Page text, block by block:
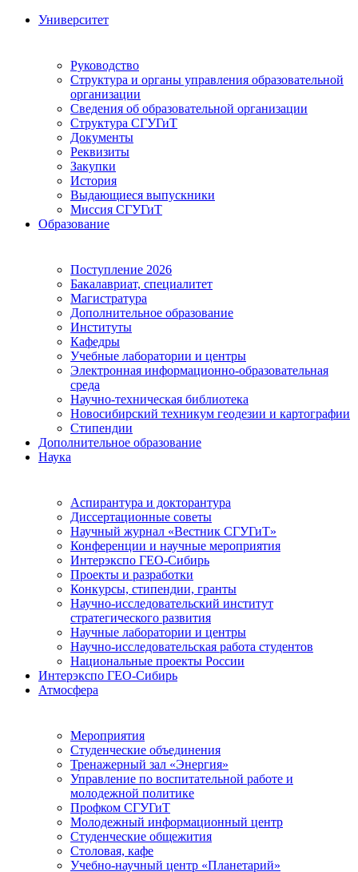
Университет
Руководство
Структура и органы управления образовательной
организации
Сведения об образовательной организации
Структура СГУГиТ
Документы
Реквизиты
Закупки
История
Выдающиеся выпускники
Миссия СГУГиТ
Образование
Поступление 2026
Бакалавриат, специалитет
Магистратура
Дополнительное образование
Институты
Кафедры
Учебные лаборатории и центры
Электронная информационно-образовательная
среда
Научно-техническая библиотека
Новосибирский техникум геодезии и картографии
Стипендии
Дополнительное образование
Наука
Аспирантура и докторантура
Диссертационные советы
Научный журнал «Вестник СГУГиТ»
Конференции и научные мероприятия
Интерэкспо ГЕО-Сибирь
Проекты и разработки
Конкурсы, стипендии, гранты
Научно-исследовательский институт
стратегического развития
Научные лаборатории и центры
Научно-исследовательская работа студентов
Национальные проекты России
Интерэкспо ГЕО-Сибирь
Атмосфера
Мероприятия
Студенческие объединения
Тренажерный зал «Энергия»
Управление по воспитательной работе и
молодежной политике
Профком СГУГиТ
Молодежный информационный центр
Студенческие общежития
Столовая, кафе
Учебно-научный центр «Планетарий»